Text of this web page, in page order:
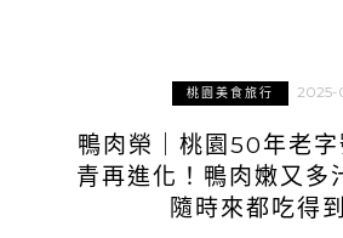
桃園美食旅行 2025-
鴨肉榮｜桃園50年老
青再進化！鴨肉嫩又多
隨時來都吃得到